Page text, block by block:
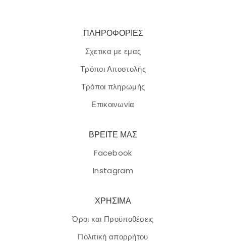
ΠΛΗΡΟΦΟΡΙΕΣ
Σχετικα με εμας
Τρόποι Αποστολής
Τρόποι πληρωμής
Επικοινωνία
ΒΡΕΙΤΕ ΜΑΣ
Facebook
Instagram
ΧΡΗΣΙΜΑ
Όροι και Προϋποθέσεις
Πολιτική απορρήτου